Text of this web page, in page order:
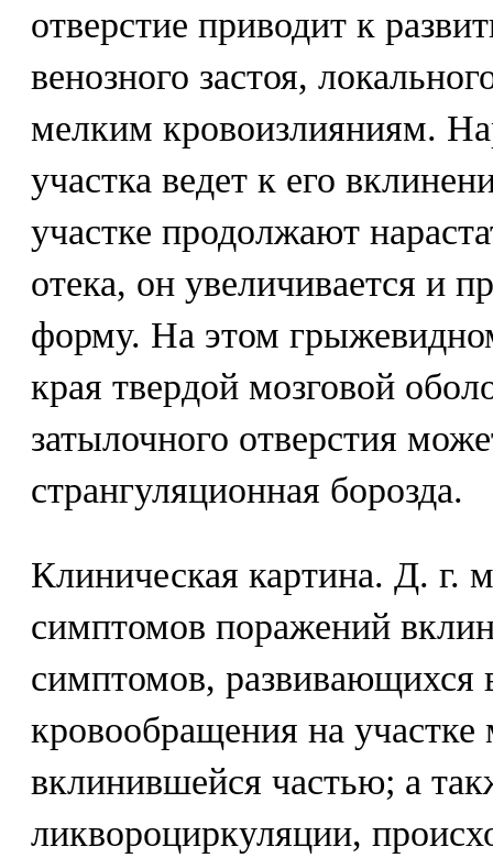
отверстие приводит к
венозного застоя,
мелким кровоизлияниям.
участка ведет к его
участке продолжают
отека, он увеличивается и
форму. На этом
края твердой мозговой
затылочного отверстия
странгуляционная борозда.
Клиническая картина. Д. г.
симптомов поражений
симптомов, развивающихся
кровообращения на участке
вклинившейся частью; а
ликвороциркуляции,